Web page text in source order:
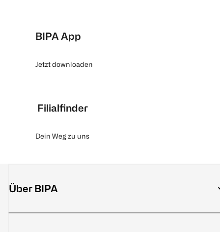
BIPA App
Jetzt downloaden
Filialfinder
Dein Weg zu uns
Über BIPA